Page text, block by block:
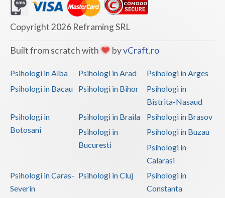
Copyright 2026 Reframing SRL
Built from scratch with byvCraft.ro
Psihologi in Alba Psihologi in Arad
Psihologi in Arges
Psihologi in Bacau
Psihologi in Bihor
Psihologi in
Bistrita-Nasaud
Psihologi in
Botosani
Psihologi in Braila
Psihologi in Brasov
Psihologi in
Bucuresti
Psihologi in Buzau
Psihologi in
Calarasi
Psihologi in Caras-
Severin
Psihologi in Cluj
Psihologi in
Constanta